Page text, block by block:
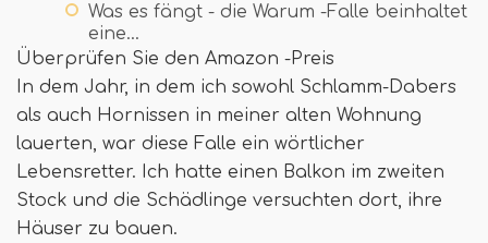
Was es fängt - die Warum -Falle beinhaltet
eine…
Überprüfen Sie den Amazon -Preis
In dem Jahr, in dem ich sowohl Schlamm-Dabers
als auch Hornissen in meiner alten Wohnung
lauerten, war diese Falle ein wörtlicher
Lebensretter. Ich hatte einen Balkon im zweiten
Stock und die Schädlinge versuchten dort, ihre
Häuser zu bauen.